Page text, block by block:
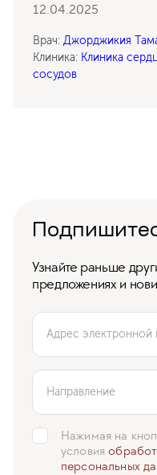
12.04.2025
Врач: Джорджикия
Клиника: Клиника
сосудов
Узнайте раньше
предложениях и
Адрес электронной
Направление
Нажимая на
условия
персональных